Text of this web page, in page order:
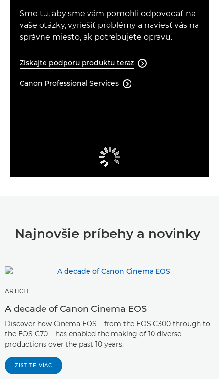
Sme tu, aby sme vám pomohli odpovedať na
vaše otázky, vyriešiť problémy a naviesť vás na
správne miesto, ak potrebujete opravu.
Získajte podporu produktu teraz 
Canon Professional Services 
Najnovšie príbehy a novinky
ARTICLE
A decade of Canon Cinema EOS
Discover how Cinema EOS – from the EOS C300 through to
the EOS C70 – has enabled the making of 10 diverse
productions over the past 10 years.
ZISTITE VIAC